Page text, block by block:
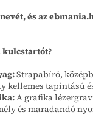
és az
kulcstartót?
Strapabíró,
kellemes tapintású
A grafika
és maradandó